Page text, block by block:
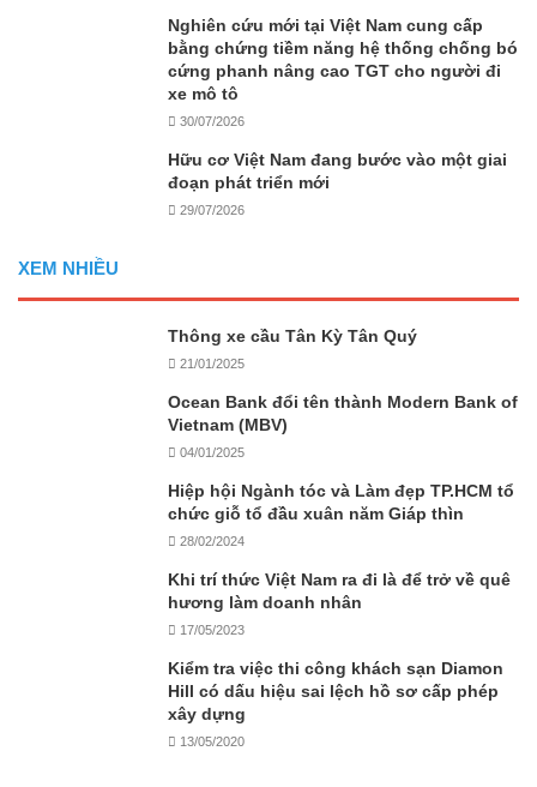
Nghiên cứu mới tại Việt Nam cung cấp
bằng chứng tiềm năng hệ thống chống bó
cứng phanh nâng cao TGT cho người đi
xe mô tô
30/07/2026
Hữu cơ Việt Nam đang bước vào một giai
đoạn phát triển mới
29/07/2026
XEM NHIỀU
Thông xe cầu Tân Kỳ Tân Quý
21/01/2025
Ocean Bank đổi tên thành Modern Bank of
Vietnam (MBV)
04/01/2025
Hiệp hội Ngành tóc và Làm đẹp TP.HCM tổ
chức giỗ tổ đầu xuân năm Giáp thìn
28/02/2024
Khi trí thức Việt Nam ra đi là để trở về quê
hương làm doanh nhân
17/05/2023
Kiểm tra việc thi công khách sạn Diamon
Hill có dấu hiệu sai lệch hồ sơ cấp phép
xây dựng
13/05/2020